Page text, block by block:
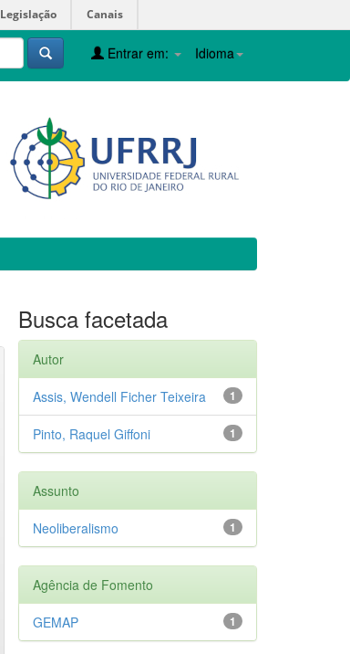
Legislação Canais
Idioma
Entrar em:
Busca facetada
Autor
1
Assis, Wendell Ficher Teixeira
1
Pinto, Raquel Giffoni
Assunto
1
Neoliberalismo
Agência de Fomento
1
GEMAP